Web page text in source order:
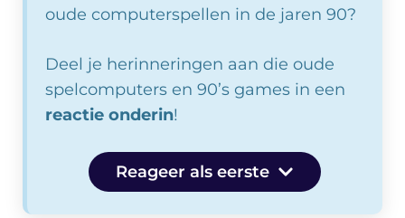
oude computerspellen in de jaren 90?
Deel je herinneringen aan die oude
spelcomputers en 90’s games in een
reactie onderin!
Reageer als eerste